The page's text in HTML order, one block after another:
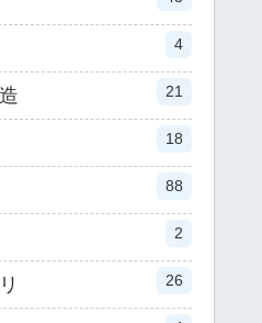
4
21
18
88
2
26